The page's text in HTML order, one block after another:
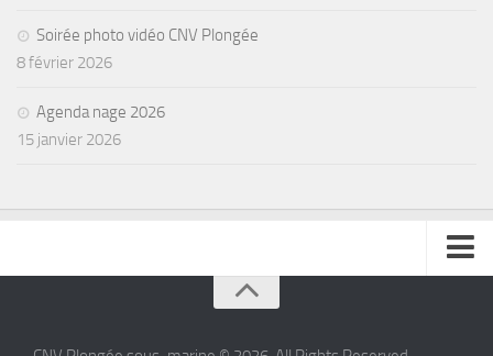
Soirée photo vidéo CNV Plongée
8 février 2026
Agenda nage 2026
15 janvier 2026